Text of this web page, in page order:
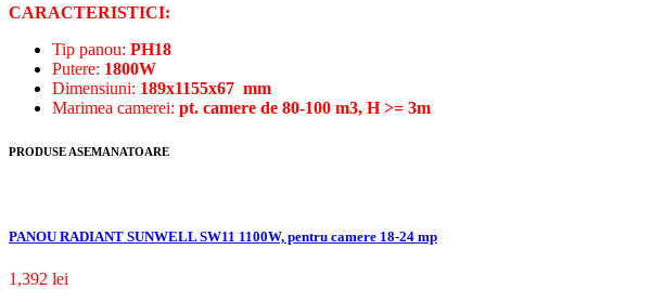
CARACTERISTICI:
Tip panou: PH18
Putere: 1800W
Dimensiuni: 189x1155x67 mm
Marimea camerei: pt. camere de 80-100 m3, H >= 3m
PRODUSE ASEMANATOARE
PANOU RADIANT SUNWELL SW11 1100W, pentru camere 18-24 mp
1,392 lei